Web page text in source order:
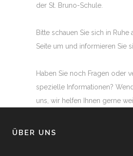
der St. Bruno-Schule.
Bitte schauen Sie sich in Ruhe
Seite um und informieren Sie
Haben Sie noch Fragen oder
spezielle Informationen?
uns, wir helfen Ihnen gerne
ÜBER UNS